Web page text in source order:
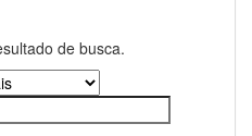
de busca.